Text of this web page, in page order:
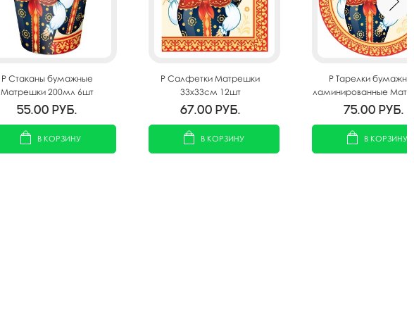
P Стаканы бумажные
Матрешки 200мл 6шт
55.00 руб.
В КОРЗИНУ
P Салфетки Матрешки
33х33см 12шт
67.00 руб.
В КОРЗИНУ
P Тарелки
ламинированные
23см 6шт
75.00 руб.
В КОРЗИНУ